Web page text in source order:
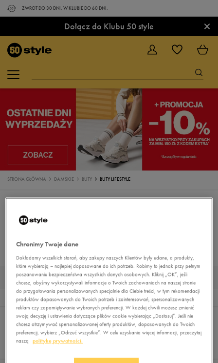
ZWROT DO 30 DNI. W KLUBIE DO 60 DNI.
Dołącz do Klubu 50 style ×
STRONA GŁÓWNA DAMSKIE BUTY BUTY LIFESTYLE
BUTY
DAMSKIE BUTY LIFESTYLE REEBOK KOLOR BIAŁY
2
Wyniki
REKOMENDOWANE
FILTRUJ (2)
Pokaż
Chronimy Twoje dane
Dokładamy wszelkich starań, aby zakupy naszych Klientów były udane, a produkty,
które wybierają – najlepiej dopasowane do ich potrzeb. Robimy to jednak przy pełnym
poszanowaniu bezpieczeństwa wszystkich danych osobowych. Kliknij „OK”, jeśli
chcesz, abyśmy wykorzystywali informacje o Twoich zachowaniach na naszej stronie
do przygotowania personalizowanych specjalnie dla Ciebie treści, w tym rekomendacji
produktów dopasowanych do Twoich potrzeb i zainteresowań, spersonalizowanych
reklam czy zapamiętywanie wybranych preferencji. W każdej chwili możesz zmienić
swoją decyzję i ustawienia dotyczące plików cookie wybierając „Dostosuj”. Jeśli nie
chcesz otrzymywać spersonalizowanej oferty produktów, dopasowanych do Twoich
preferencji, wybierz „Odrzuć wszystkie”. W celu uzyskania więcej informacji, przeczytaj
naszą
politykę prywatności.